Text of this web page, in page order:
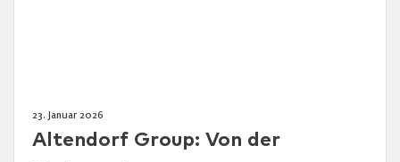
23. Januar 2026
Altendorf Group: Von der